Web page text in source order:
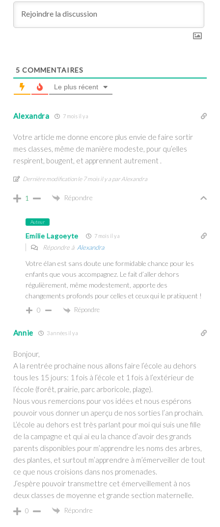
5 COMMENTAIRES
Le plus récent
Alexandra 7 mois il y a
Votre article me donne encore plus envie de faire sortir
mes classes, même de manière modeste, pour qu’elles
respirent, bougent, et apprennent autrement .
Dernière modification le 7 mois il y a par Alexandra
1 Répondre
Auteur
Emilie Lagoeyte 7 mois il y a
Répondre à Alexandra
Votre élan est sans doute une formidable chance pour les
enfants que vous accompagnez. Le fait d’aller dehors
régulièrement, même modestement, apporte des
changements profonds pour celles et ceux qui le pratiquent !
0 Répondre
Annie 3 années il y a
Bonjour,
A la rentrée prochaine nous allons faire l’école au dehors
tous les 15 jours: 1 fois à l’école et 1 fois à l’extérieur de
l’école (forêt, prairie, parc arboricole, plage).
Nous vous remercions pour vos idées et nous espérons
pouvoir vous donner un aperçu de nos sorties l’an prochain.
L’école au dehors est très parlant pour moi qui suis une fille
de la campagne et qui ai eu la chance d’avoir des grands
parents disponibles pour m’apprendre les noms des arbres,
des plantes, et surtout m’apprendre à m’émerveiller de tout
ce que nous croisions dans nos promenades.
J’espère pouvoir transmettre cet émerveillement à nos
deux classes de moyenne et grande section maternelle.
0 Répondre